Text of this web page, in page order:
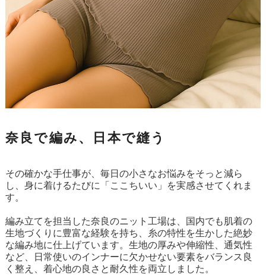
奈良で編み、日本で縫う
その確かな手仕事が、毎日の小さなお悩みをそっと減ら
し、身に着けるたびに「ここちいい」を実感させてくれま
す。
編み立てを担当した奈良のニット工場は、国内でも肌着の
生地づくりに豊富な経験を持ち、糸の特性を生かした絶妙
な編み地に仕上げています。生地の厚みや伸縮性、通気性
など、日常使いのインナーに欠かせない要素をバランス良
く整え、着心地の良さと耐久性を両立しました。